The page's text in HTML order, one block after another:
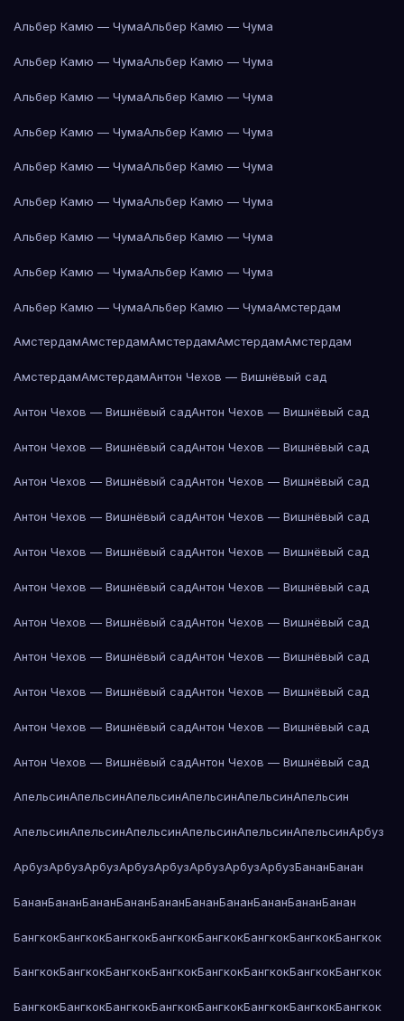
Альбер Камю — ЧумаАльбер Камю — Чума
Альбер Камю — ЧумаАльбер Камю — Чума
Альбер Камю — ЧумаАльбер Камю — Чума
Альбер Камю — ЧумаАльбер Камю — Чума
Альбер Камю — ЧумаАльбер Камю — Чума
Альбер Камю — ЧумаАльбер Камю — Чума
Альбер Камю — ЧумаАльбер Камю — Чума
Альбер Камю — ЧумаАльбер Камю — Чума
Альбер Камю — ЧумаАльбер Камю — ЧумаАмстердам
АмстердамАмстердамАмстердамАмстердамАмстердам
АмстердамАмстердамАнтон Чехов — Вишнёвый сад
Антон Чехов — Вишнёвый садАнтон Чехов — Вишнёвый сад
Антон Чехов — Вишнёвый садАнтон Чехов — Вишнёвый сад
Антон Чехов — Вишнёвый садАнтон Чехов — Вишнёвый сад
Антон Чехов — Вишнёвый садАнтон Чехов — Вишнёвый сад
Антон Чехов — Вишнёвый садАнтон Чехов — Вишнёвый сад
Антон Чехов — Вишнёвый садАнтон Чехов — Вишнёвый сад
Антон Чехов — Вишнёвый садАнтон Чехов — Вишнёвый сад
Антон Чехов — Вишнёвый садАнтон Чехов — Вишнёвый сад
Антон Чехов — Вишнёвый садАнтон Чехов — Вишнёвый сад
Антон Чехов — Вишнёвый садАнтон Чехов — Вишнёвый сад
Антон Чехов — Вишнёвый садАнтон Чехов — Вишнёвый сад
АпельсинАпельсинАпельсинАпельсинАпельсинАпельсин
АпельсинАпельсинАпельсинАпельсинАпельсинАпельсинАрбуз
АрбузАрбузАрбузАрбузАрбузАрбузАрбузАрбузБананБанан
БананБананБананБананБананБананБананБананБананБанан
БангкокБангкокБангкокБангкокБангкокБангкокБангкокБангкок
БангкокБангкокБангкокБангкокБангкокБангкокБангкокБангкок
БангкокБангкокБангкокБангкокБангкокБангкокБангкокБангкок